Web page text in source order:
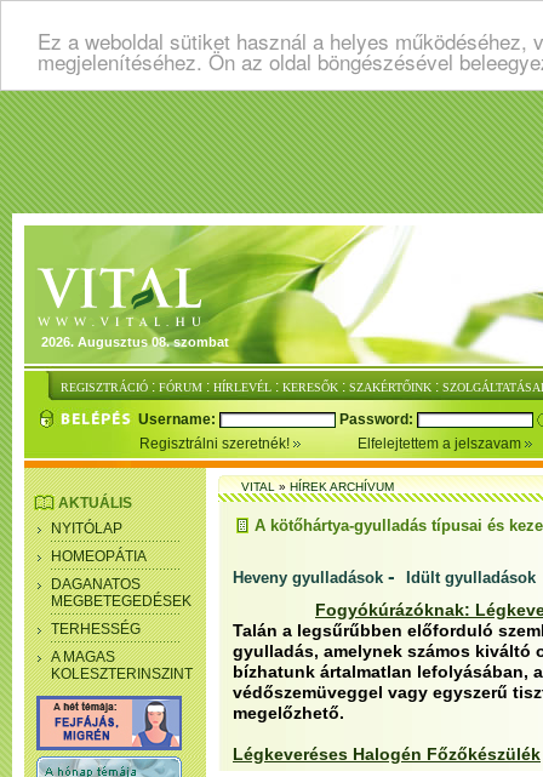
Ez a weboldal sütiket használ a helyes
megjelenítéséhez. Ön az oldal böngészésével
2026. Augusztus 08. szombat
REGISZTRÁCIÓ : FÓRUM : HÍRLEVÉL : KERESŐK : SZAKÉRTŐINK :
Username:
Password:
Regisztrálni szeretnék!
Elfelejtettem a jelszavam
AKTUÁLIS
NYITÓLAP
HOMEOPÁTIA
DAGANATOS
MEGBETEGEDÉSEK
TERHESSÉG
A MAGAS
KOLESZTERINSZINT
VITAL»HÍREK ARCHÍVUM
A kötőhártya-gyulladás típusai és
Heveny gyulladások - Idült gyulladások
Fogyókúrázóknak:
Talán a legsűrűbben előforduló
gyulladás, amelynek számos kiváltó
bízhatunk ártalmatlan lefolyásában,
védőszemüveggel vagy egyszerű
megelőzhető.
Légkeveréses Halogén Főzőkészülék